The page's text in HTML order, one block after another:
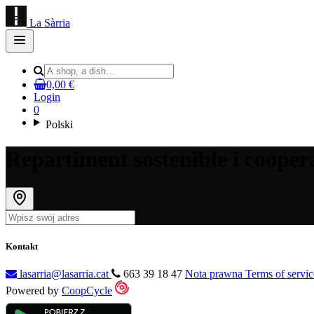
La Sàrria
Open
main
0,00 €
Login
0
Polski
Kontakt
lasarria@lasarria.cat 663 39 18 47 Nota prawna Terms of
Powered by CoopCycle